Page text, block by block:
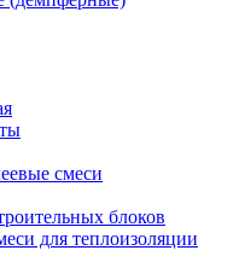
смеси
блоков
для теплоизоляции